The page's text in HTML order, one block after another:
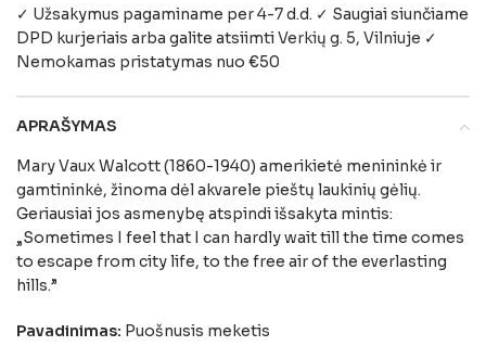
✓ Užsakymus pagaminame per 4-7 d.d. ✓ Saugiai siunčiame
DPD kurjeriais arba galite atsiimtiVerkių g. 5, Vilniuje ✓
Nemokamas pristatymas nuo €50
APRAŠYMAS
Mary Vaux Walcott (1860-1940) amerikietė menininkė ir
gamtininkė, žinoma dėl akvarele pieštų laukinių gėlių.
Geriausiai jos asmenybę atspindi išsakyta mintis:
„Sometimes I feel that I can hardly wait till the time comes
to escape from city life, to the free air of the everlasting
hills.”
Pavadinimas: Puošnusis meketis